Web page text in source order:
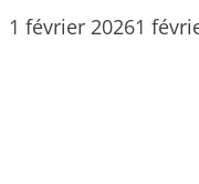
1 février 20261